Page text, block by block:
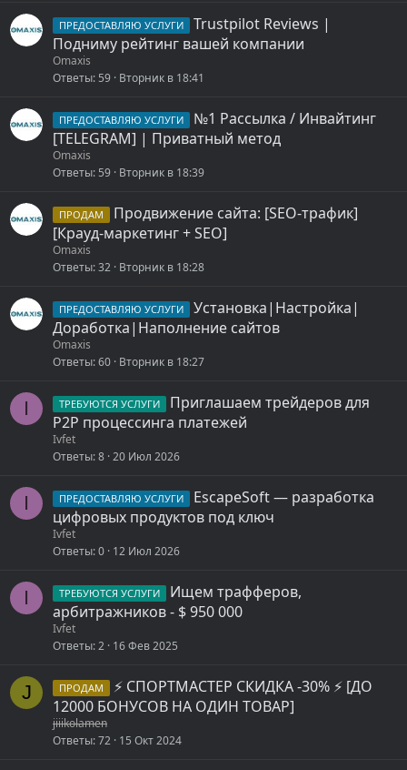
ПРЕДОСТАВЛЯЮ УСЛУГИ
Trustpilot Reviews |
Подниму рейтинг вашей компании
Omaxis
Ответы 59 Вторник в 18:41
ПРЕДОСТАВЛЯЮ УСЛУГИ
№1 Рассылка / Инвайтинг
[TELEGRAM] | Приватный метод
Omaxis
Ответы 59 Вторник в 18:39
ПРОДАМ
Продвижение сайта: [SEO-трафик]
[Крауд-маркетинг + SEO]
Omaxis
Ответы 32 Вторник в 18:28
ПРЕДОСТАВЛЯЮ УСЛУГИ
Установка|Настройка|
Доработка|Наполнение сайтов
Omaxis
Ответы 60 Вторник в 18:27
I ТРЕБУЮТСЯ УСЛУГИ
Приглашаем трейдеров для
P2P процессинга платежей
Ivfet
Ответы 8 20 Июл 2026
I ПРЕДОСТАВЛЯЮ УСЛУГИ
EscapeSoft — разработка
цифровых продуктов под ключ
Ivfet
Ответы 0 12 Июл 2026
I ТРЕБУЮТСЯ УСЛУГИ
Ищем трафферов,
арбитражников - $ 950 000
Ivfet
Ответы 2 16 Фев 2025
J ПРОДАМ
⚡ СПОРТМАСТЕР СКИДКА -30% ⚡ [ДО
12000 БОНУСОВ НА ОДИН ТОВАР]
jiiikolamen
Ответы 72 15 Окт 2024